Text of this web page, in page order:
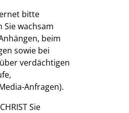
bitte
Sie wachsam
beim
sowie bei
verdächtigen
Anfragen).
Sie